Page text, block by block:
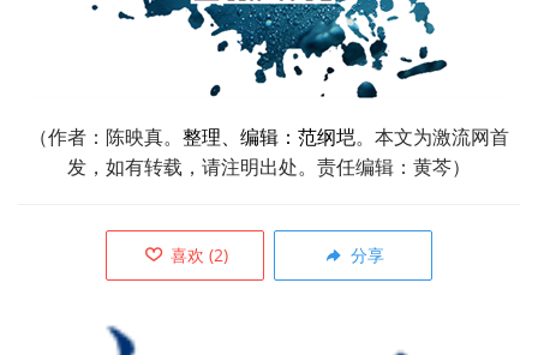
（作者：陈映真。 整理、编辑：范纲垲。本文为激流网首
发，如有转载，请注明出处。责任编辑：黄芩）
喜欢 (2) 分享